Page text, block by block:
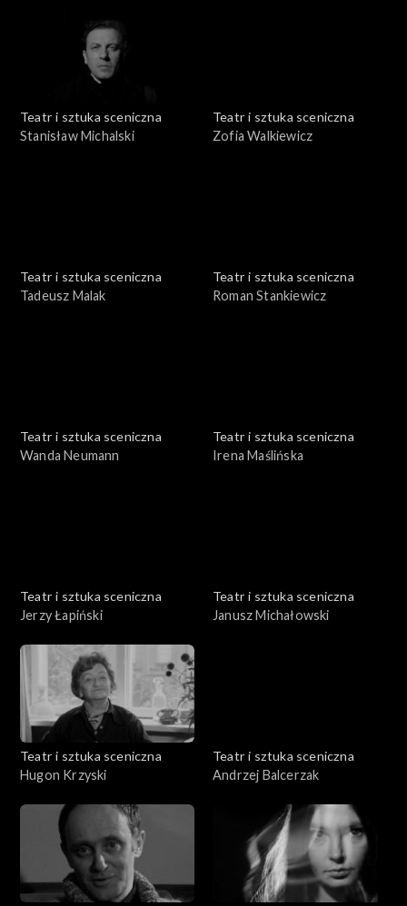
Teatr i sztuka sceniczna
Stanisław Michalski
Teatr i sztuka sceniczna
Zofia Walkiewicz
Teatr i sztuka sceniczna
Tadeusz Malak
Teatr i sztuka sceniczna
Roman Stankiewicz
Teatr i sztuka sceniczna
Wanda Neumann
Teatr i sztuka sceniczna
Irena Maślińska
Teatr i sztuka sceniczna
Jerzy Łapiński
Teatr i sztuka sceniczna
Janusz Michałowski
Teatr i sztuka sceniczna
Hugon Krzyski
Teatr i sztuka sceniczna
Andrzej Balcerzak